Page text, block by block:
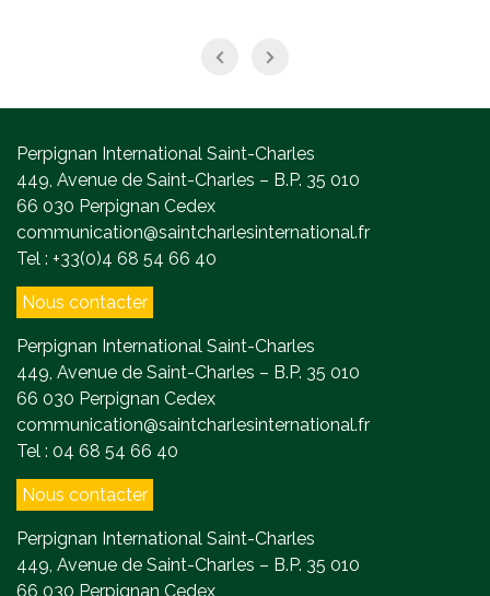
Perpignan International Saint-Charles
449, Avenue de Saint-Charles – B.P. 35 010
66 030 Perpignan Cedex
communication@saintcharlesinternational.fr
Tel : +33(0)4 68 54 66 40
Nous contacter
Perpignan International Saint-Charles
449, Avenue de Saint-Charles – B.P. 35 010
66 030 Perpignan Cedex
communication@saintcharlesinternational.fr
Tel : 04 68 54 66 40
Nous contacter
Perpignan International Saint-Charles
449, Avenue de Saint-Charles – B.P. 35 010
66 030 Perpignan Cedex